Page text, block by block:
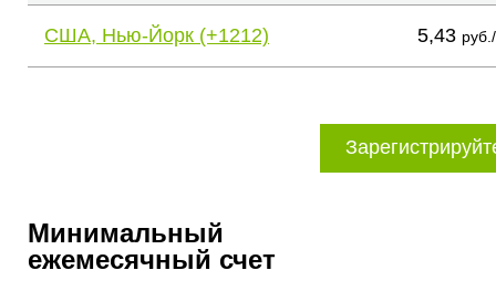
США, Нью-Йорк (+1212) 5,43
Минимальный
ежемесячный счет